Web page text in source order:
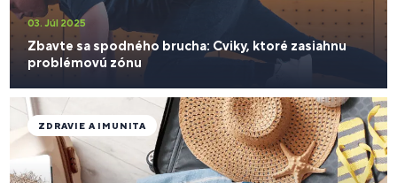
03. Júl 2025
Zbavte sa spodného brucha: Cviky, ktoré zasiahnu
problémovú zónu
ZDRAVIE A IMUNITA